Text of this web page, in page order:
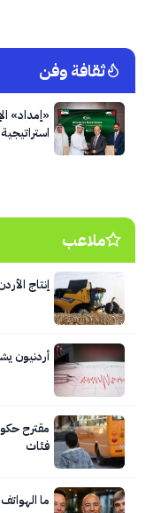
ثقافة وفن
«إمداد»
ملاعب
إنتاج الأردن
أردنيون
فئات
ما الهواتف